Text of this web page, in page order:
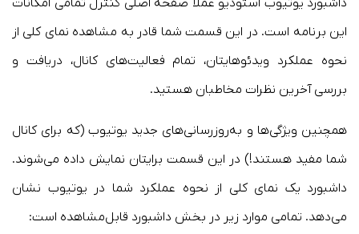
این برنامه است. در این قسمت شما قادر به مشاهده نمای کلی از
نحوه عملکرد ویدئوهایتان، تمام فعالیت‌های کانال، دریافت و
بررسی آخرین نظرات مخاطبان هستید.
همچنین ویژگی‌ها و به‌روزرسانی‌های جدید یوتیوب (که برای کانال
شما مفید هستند!) در این قسمت برایتان نمایش داده می‌شوند.
داشبورد یک نمای کلی از نحوه عملکرد شما در یوتیوب نشان
می‌دهد. تمامی موارد زیر در بخش داشبورد قابل‌مشاهده است: